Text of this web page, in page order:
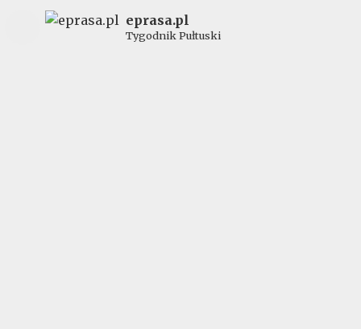
eprasa.pl
Tygodnik Pułtuski